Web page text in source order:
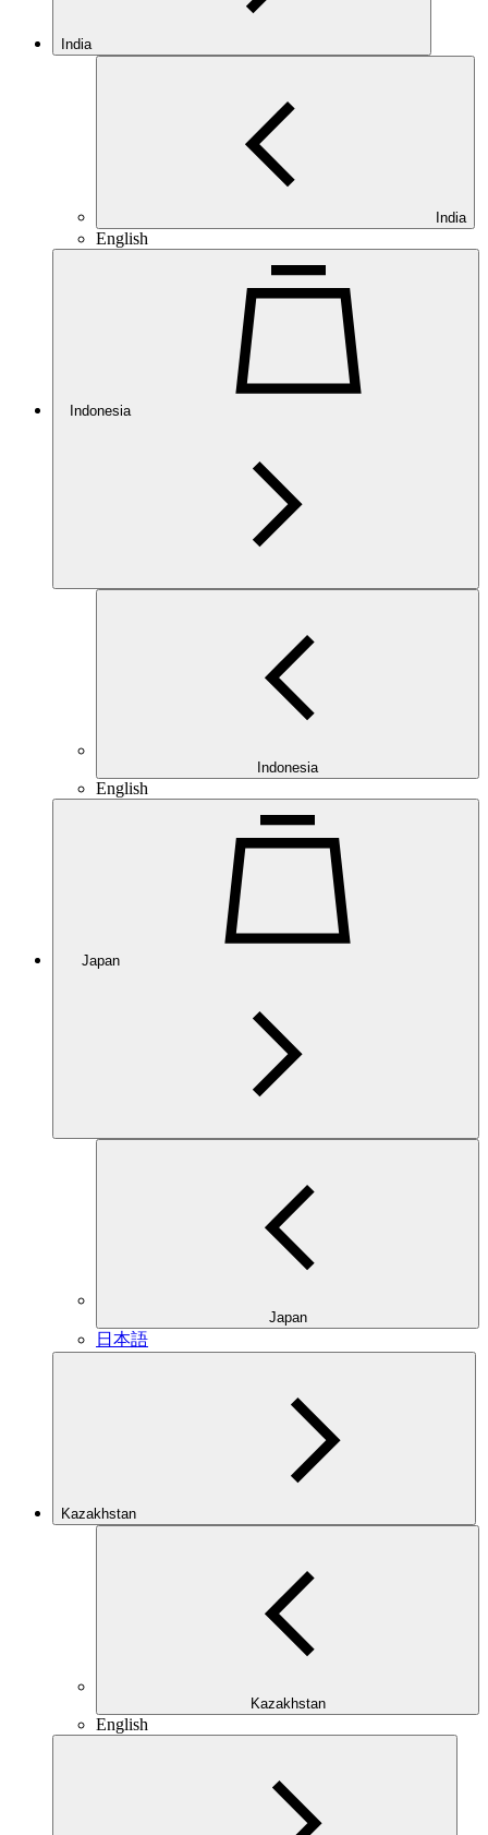
India
India
English
Indonesia
Indonesia
English
Japan
Japan
日本語
Kazakhstan
Kazakhstan
English